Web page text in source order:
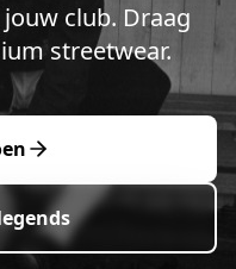
jouw club. Draag
streetwear.